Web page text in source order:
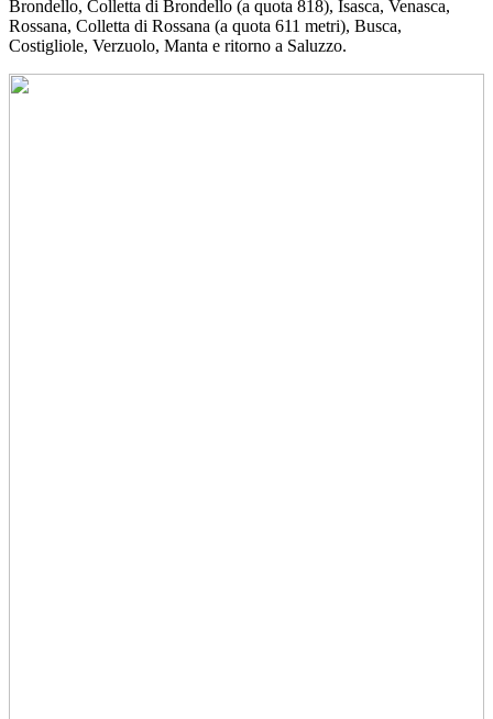
Brondello, Colletta di Brondello (a quota 818), Isasca, Venasca,
Rossana, Colletta di Rossana (a quota 611 metri), Busca,
Costigliole, Verzuolo, Manta e ritorno a Saluzzo.